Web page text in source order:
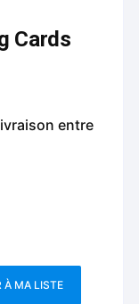
Cards
entre
À MA LISTE